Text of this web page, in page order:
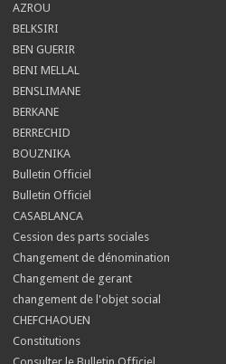
AZROU
BELKSIRI
BEN GUERIR
BENI MELLAL
BENSLIMANE
BERKANE
BERRECHID
BOUZNIKA
Bulletin Officiel
Bulletin Officiel
CASABLANCA
Cession des parts sociales
Changement de dénomination
Changement de gerant
changement de l'objet social
CHEFCHAOUEN
Constitutions